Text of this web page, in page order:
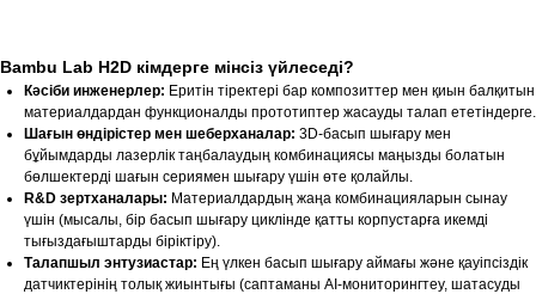
Bambu Lab H2D кімдерге мінсіз үйлеседі?
Кәсіби инженерлер: Еритін тіректері бар композиттер мен қиын балқитын
материалдардан функционалды прототиптер жасауды талап ететіндерге.
Шағын өндірістер мен шеберханалар: 3D-басып шығару мен
бұйымдарды лазерлік таңбалаудың комбинациясы маңызды болатын
бөлшектерді шағын сериямен шығару үшін өте қолайлы.
R&D зертханалары: Материалдардың жаңа комбинацияларын сынау
үшін (мысалы, бір басып шығару циклінде қатты корпустарға икемді
тығыздағыштарды біріктіру).
Талапшыл энтузиастар: Ең үлкен басып шығару аймағы және қауіпсіздік
датчиктерінің толық жиынтығы (саптаманы AI-мониторингтеу, шатасуды